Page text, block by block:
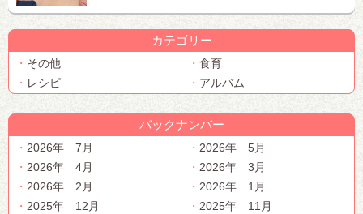
カテゴリー
その他
食育
レシピ
アルバム
バックナンバー
2026年 7月
2026年 5月
2026年 4月
2026年 3月
2026年 2月
2026年 1月
2025年 12月
2025年 11月